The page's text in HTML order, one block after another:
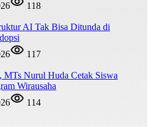
118
AI Tak Bisa Ditunda di
117
MTs Nurul Huda Cetak Siswa
Wirausaha
114